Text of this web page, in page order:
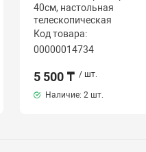
40см, настольная
телескопическая
Код товара:
00000014734
5 500 ₸ / шт.
Наличие: 2 шт.